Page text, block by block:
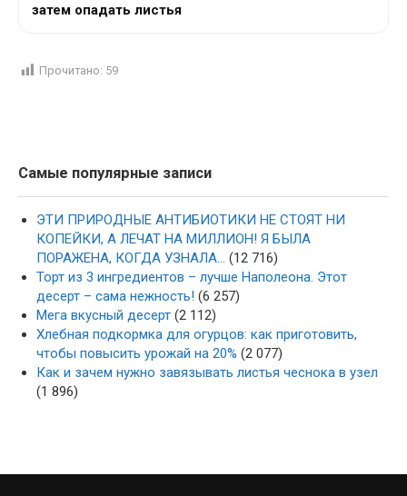
затем опадать листья
Прочитано: 59
Самые популярные записи
ЭТИ ПРИРОДНЫЕ АНТИБИОТИКИ НЕ СТОЯТ НИ
КОПЕЙКИ, А ЛЕЧАТ НА МИЛЛИОН! Я БЫЛА
ПОРАЖЕНА, КОГДА УЗНАЛА… (12 716)
Торт из 3 ингредиентов – лучше Наполеона. Этот
десерт – сама нежность! (6 257)
Мега вкусный десерт (2 112)
Хлебная подкормка для огурцов: как приготовить,
чтобы повысить урожай на 20% (2 077)
Как и зачем нужно завязывать листья чеснока в узел
(1 896)